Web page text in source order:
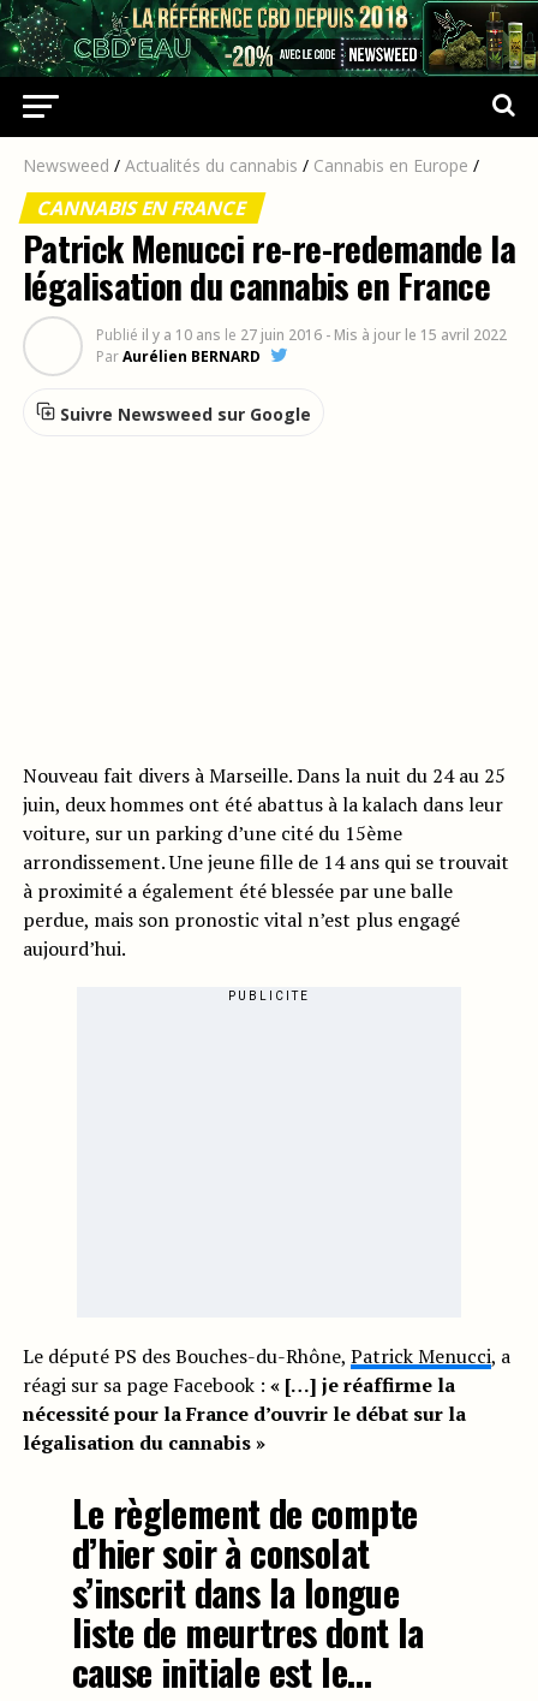
Newsweed / Actualités du cannabis / Cannabis en Europe /
CANNABIS EN FRANCE
Patrick Menucci re-re-redemande la
légalisation du cannabis en France
Publié il y a 10 ans le 27 juin 2016 - Mis à jour le 15 avril 2022
ParAurélien BERNARD
Suivre Newsweed sur Google
Nouveau fait divers à Marseille. Dans la nuit du 24 au 25
juin, deux hommes ont été abattus à la kalach dans leur
voiture, sur un parking d’une cité du 15ème
arrondissement. Une jeune fille de 14 ans qui se trouvait
à proximité a également été blessée par une balle
perdue, mais son pronostic vital n’est plus engagé
aujourd’hui.
PUBLICITE
Le député PS des Bouches-du-Rhône, Patrick Menucci, a
réagi sur sa page Facebook : « […] je réaffirme la
nécessité pour la France d’ouvrir le débat sur la
légalisation du cannabis »
Le règlement de compte
d’hier soir à consolat
s’inscrit dans la longue
liste de meurtres dont la
cause initiale est le…